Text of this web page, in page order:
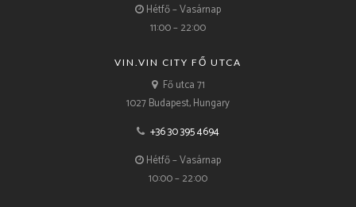
Hétfő – Vasárnap
11:00 – 22:00
VIN.VIN CITY FŐ UTCA
Fő utca 71
1027 Budapest, Hungary
+36 30 395 4694
Hétfő – Vasárnap
10:00 – 22:00